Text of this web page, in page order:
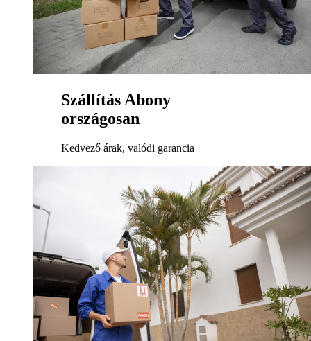
Szállítás Abony
országosan
Kedvező árak, valódi garancia